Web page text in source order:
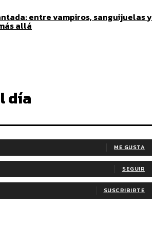
entre vampiros, sanguijuelas y
allá
día
ME GUSTA
SEGUIR
SUSCRIBIRTE